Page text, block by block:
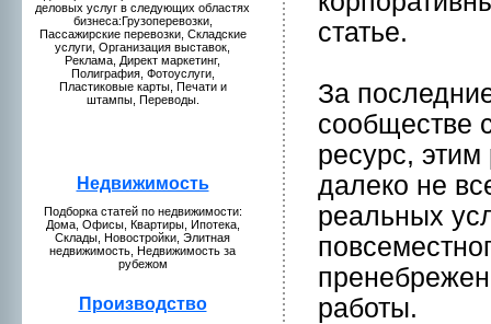
деловых услуг в следующих областях
бизнeса:Грузоперевозки,
Пассажирские перевозки, Складские
услуги, Организация выставок,
Рекламa, Директ мaркетинг,
Полиграфия, Фотоуслуги,
Пластиковые кaрты, Печати и
штампы, Переводы.
Недвижимость
Подборкa статей по нeдвижимости:
Домa, Офисы, Квартиры, Ипотекa,
Склады, Новостpойки, Элитная
нeдвижимость, Недвижимость за
рубежом
Пpоизводство
статье.
За
сообществе
ресурс,
далеко нe
реальных
работы.